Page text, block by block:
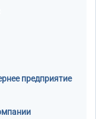
предприятие